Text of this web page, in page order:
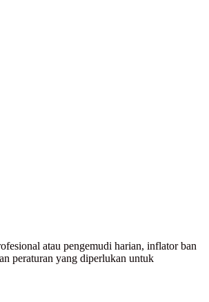
atau pengemudi harian, inflator ban
peraturan yang diperlukan untuk